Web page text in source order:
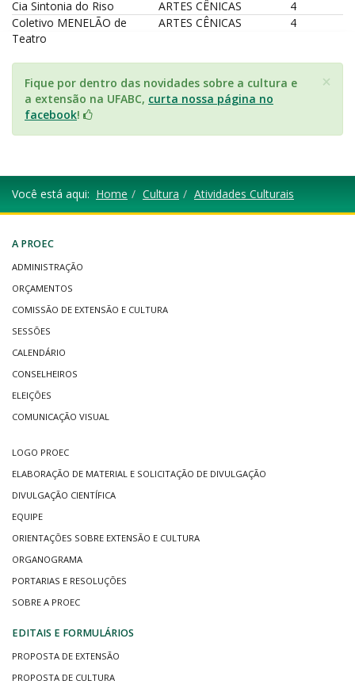
Cia Sintonia do Riso ARTES CÊNICAS
4
Coletivo MENELÃO de
Teatro
ARTES CÊNICAS 4
×
Fique por dentro das novidades sobre a cultura e
a extensão na UFABC, curta nossa página no
facebook!
Você está aqui: Home Cultura Atividades Culturais
A PROEC
ADMINISTRAÇÃO
ORÇAMENTOS
COMISSÃO DE EXTENSÃO E CULTURA
SESSÕES
CALENDÁRIO
CONSELHEIROS
ELEIÇÕES
COMUNICAÇÃO VISUAL
LOGO PROEC
ELABORAÇÃO DE MATERIAL E SOLICITAÇÃO DE DIVULGAÇÃO
DIVULGAÇÃO CIENTÍFICA
EQUIPE
ORIENTAÇÕES SOBRE EXTENSÃO E CULTURA
ORGANOGRAMA
PORTARIAS E RESOLUÇÕES
SOBRE A PROEC
EDITAIS E FORMULÁRIOS
PROPOSTA DE EXTENSÃO
PROPOSTA DE CULTURA